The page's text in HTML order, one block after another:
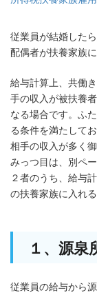
従業員が結婚した
配偶者が扶養家族
給与計算上、共働
手の収入が被扶養
なる場合です。ふ
る条件を満たして
相手の収入が多く
みっつ目は、別ペ
２者のうち、給与
の扶養家族に入れ
１、源泉
従業員の給与から